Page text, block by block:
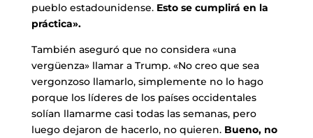
pueblo estadounidense. Esto se cumplirá en la
práctica».
También aseguró que no considera «una
vergüenza» llamar a Trump. «No creo que sea
vergonzoso llamarlo, simplemente no lo hago
porque los líderes de los países occidentales
solían llamarme casi todas las semanas, pero
luego dejaron de hacerlo, no quieren. Bueno, no